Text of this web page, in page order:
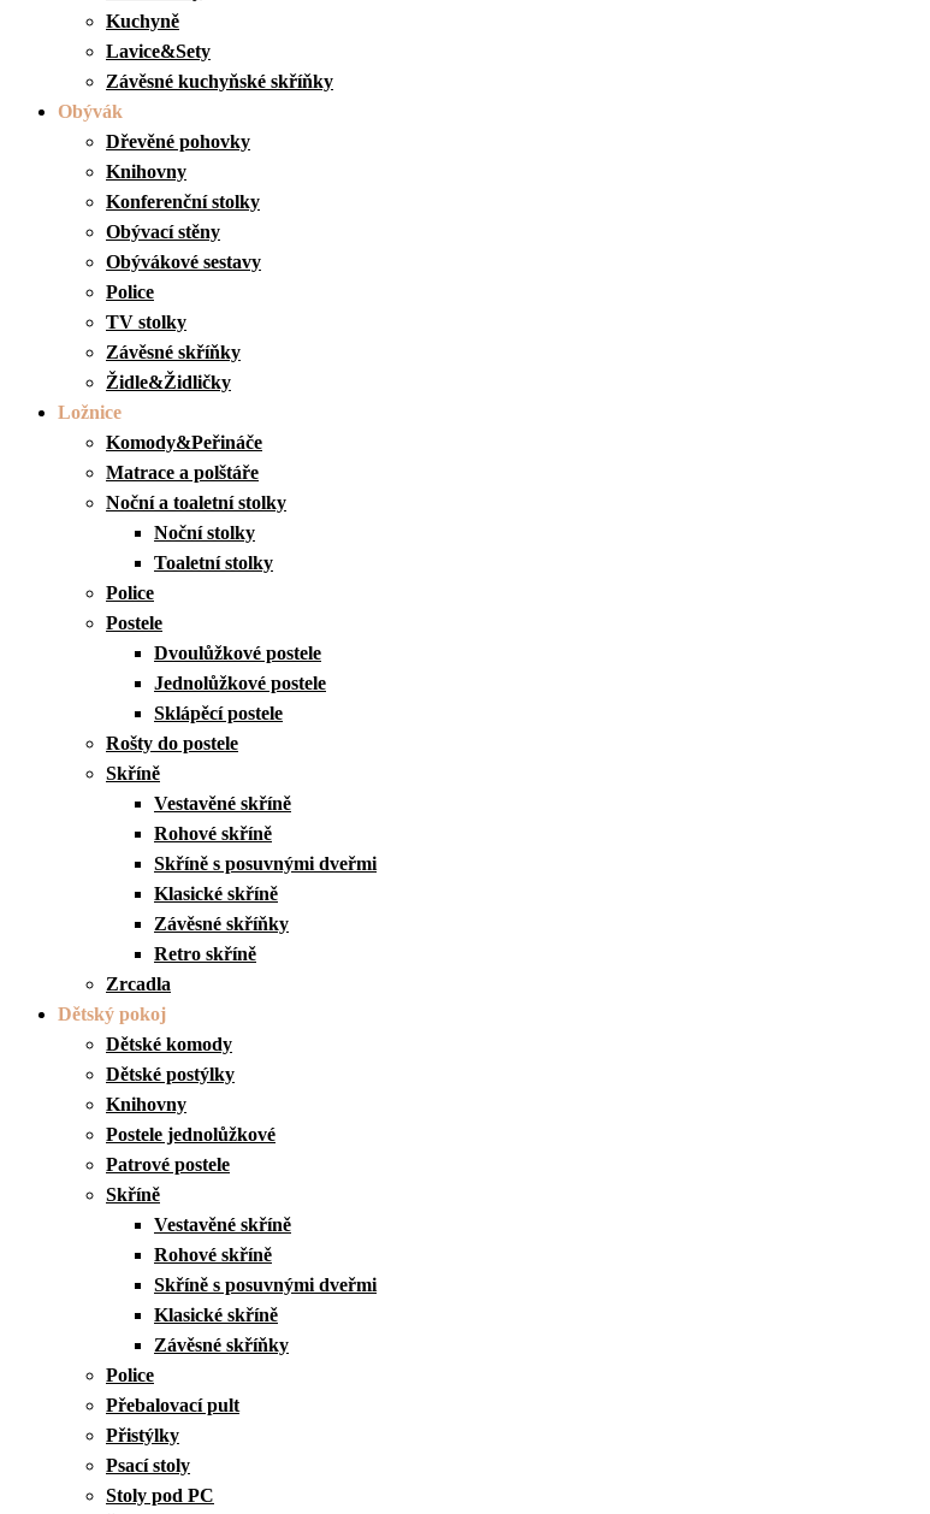
Kuchyně
Lavice&Sety
Závěsné kuchyňské skříňky
Obývák
Dřevěné pohovky
Knihovny
Konferenční stolky
Obývací stěny
Obývákové sestavy
Police
TV stolky
Závěsné skříňky
Židle&Židličky
Ložnice
Komody&Peřináče
Matrace a polštáře
Noční a toaletní stolky
Noční stolky
Toaletní stolky
Police
Postele
Dvoulůžkové postele
Jednolůžkové postele
Sklápěcí postele
Rošty do postele
Skříně
Vestavěné skříně
Rohové skříně
Skříně s posuvnými dveřmi
Klasické skříně
Závěsné skříňky
Retro skříně
Zrcadla
Dětský pokoj
Dětské komody
Dětské postýlky
Knihovny
Postele jednolůžkové
Patrové postele
Skříně
Vestavěné skříně
Rohové skříně
Skříně s posuvnými dveřmi
Klasické skříně
Závěsné skříňky
Police
Přebalovací pult
Přistýlky
Psací stoly
Stoly pod PC